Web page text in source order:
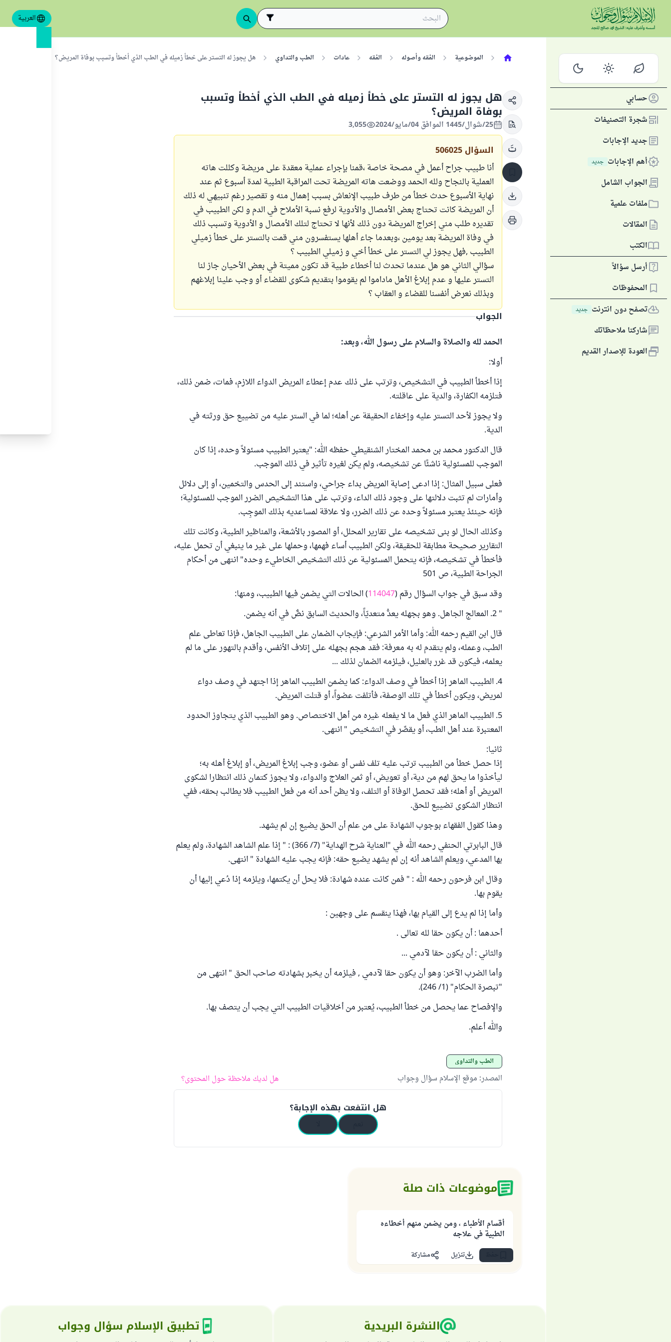
العربية
حسابي
شجرة التصنيفات
جديد الإجابات
أهم الإجابات جديد
الجواب الشامل
ملفات علمية
المقالات
الكتب
أرسل سؤالاً
المحفوظات
تصفح دون انترنت جديد
شاركنا ملاحظاتك
العودة للإصدار القديم
الموضوعية الفقه وأصوله الفقه عادات الطب والتداوي هل يجوز له التستر على خطأ زميله في الطب الذي أخطأ وتسبب بوفاة المريض؟
هل يجوز له التستر على خطأ زميله في الطب الذي أخطأ وتسبب
بوفاة المريض؟
25/شوال/1445 الموافق 04/مايو/2024 3,055
السؤال 506025
أنا طبيب جراح أعمل في مصحة خاصة ،قمنا بإجراء عملية معقدة على مريضة وكللت هاته
العملية بالنجاح ولله الحمد ووضعت هاته المريضة تحت المراقبة الطبية لمدة أسبوع ثم عند
نهاية الأسبوع حدث خطأ من طرف طبيب الإنعاش بسبب إهمال منه و تقصير رغم تنبيهي له ذلك
أن المريضة كانت تحتاج بعض الأمصال والأدوية لرفع نسبة الأملاح في الدم و لكن الطبيب في
تقديره طلب مني إخراج المريضة دون ذلك لأنها لا تحتاج لتلك الأمصال و الأدوية وتسبب ذلك
في وفاة المريضة بعد يومين ،وبعدما جاء أهلها يستفسرون مني قمت بالتستر على خطأ زميلي
الطبيب ,فهل يجوز لي التستر على خطأ أخي و زميلي الطبيب ؟
سؤالي الثاني هو هل عندما تحدث لنا أخطاء طبية قد تكون مميتة في بعض الأحيان جاز لنا
التستر عليها و عدم إبلاغ الأهل ماداموا لم يقوموا بتقديم شكوى للقضاء أو وجب علينا إبلاغهم
وبذلك نعرض أنفسنا للقضاء و العقاب ؟
الجواب
الحمد لله والصلاة والسلام على رسول الله، وبعد:
أولا:
إذا أخطأ الطبيب في التشخيص، وترتب على ذلك عدم إعطاء المريض الدواء اللازم، فمات، ضمن ذلك،
فتلزمه الكفارة، والدية على عاقلته.
ولا يجوز لأحد التستر عليه وإخفاء الحقيقة عن أهله؛ لما في الستر عليه من تضييع حق ورثته في
الدية.
قال الدكتور محمد بن محمد المختار الشنقيطي حفظه الله: "يعتبر الطبيب مسئولاً وحده، إذا كان
الموجب للمسئولية ناشئًا عن تشخيصه، ولم يكن لغيره تأثير في ذلك الموجب.
فعلى سبيل المثال: إذا ادعى إصابة المريض بداء جراحي، واستند إلى الحدس والتخمين، أو إلى دلائل
وأمارات لم تثبت دلالتها على وجود ذلك الداء، وترتب على هذا التشخيص الضرر الموجب للمسئولية؛
فإنه حينئذ يعتبر مسئولاً وحده عن ذلك الضرر، ولا علاقة لمساعديه بذلك الموجِب.
وكذلك الحال لو بنى تشخيصه على تقارير المحلل، أو المصور بالأشعة، والمناظير الطبية، وكانت تلك
التقارير صحيحة مطابقة للحقيقة، ولكن الطبيب أساء فهمها، وحملها على غير ما ينبغي أن تحمل عليه،
فأخطأ في تشخيصه، فإنه يتحمل المسئولية عن ذلك التشخيص الخاطيء وحده" انتهى من أحكام
الجراحة الطبية، ص 501
وقد سبق في جواب السؤال رقم (114047) الحالات التي يضمن فيها الطبيب، ومنها:
" 2. المعالج الجاهل. وهو بجهله يعدُّ متعديّاً، والحديث السابق نصٌّ في أنه يضمن.
قال ابن القيم رحمه الله: وأما الأمر الشرعي: فإيجاب الضمان على الطبيب الجاهل، فإذا تعاطى علم
الطب، وعمله، ولم يتقدم له به معرفة: فقد هجم بجهله على إتلاف الأنفس، وأقدم بالتهور على ما لم
يعلمه، فيكون قد غرر بالعليل، فيلزمه الضمان لذلك ...
4. الطبيب الماهر إذا أخطأ في وصف الدواء: كما يضمن الطبيب الماهر إذا اجتهد في وصف دواء
لمريض، ويكون أخطأ في تلك الوصفة، فأتلفت عضواً، أو قتلت المريض.
5. الطبيب الماهر الذي فعل ما لا يفعله غيره من أهل الاختصاص. وهو الطبيب الذي يتجاوز الحدود
المعتبرة عند أهل الطب، أو يقصِّر في التشخيص " انتهى.
ثانيا:
إذا حصل خطأ من الطبيب ترتب عليه تلف نفس أو عضو، وجب إبلاغ المريض، أو إبلاغ أهله به؛
ليأخذوا ما يحق لهم من دية، أو تعويض، أو ثمن العلاج والدواء، ولا يجوز كتمان ذلك انتظارا لشكوى
المريض أو أهله؛ فقد تحصل الوفاة أو التلف، ولا يظن أحد أنه من فعل الطبيب فلا يطالب بحقه، ففي
انتظار الشكوى تضييع للحق.
وهذا كقول الفقهاء بوجوب الشهادة على من علم أن الحق يضيع إن لم يشهد.
قال البابرتي الحنفي رحمه الله في "العناية شرح الهداية" (7/ 366) : " إذا علم الشاهد الشهادة، ولم يعلم
بها المدعي، ويعلم الشاهد أنه إن لم يشهد يضيع حقه: فإنه يجب عليه الشهادة " انتهى.
وقال ابن فرحون رحمه الله : " فمن كانت عنده شهادة: فلا يحل أن يكتمها، ويلزمه إذا دُعي إليها أن
يقوم بها.
وأما إذا لم يدع إلى القيام بها، فهذا ينقسم على وجهين :
أحدهما : أن يكون حقا لله تعالى .
والثاني : أن يكون حقا لآدمي ...
وأما الضرب الآخر: وهو أن يكون حقا لآدمي , فيلزمه أن يخبر بشهادته صاحب الحق " انتهى من
"تبصرة الحكام" (1/ 246).
والإفصاح عما يحصل من خطأ الطبيب، يُعتبر من أخلاقيات الطبيب التي يجب أن يتصف بها.
والله أعلم.
الطب والتداوي
المصدر: موقع الإسلام سؤال وجواب هل لديك ملاحظة حول المحتوى؟
هل انتفعت بهذه الإجابة؟
موضوعات ذات صلة
أقسام الأطباء ، ومن يضمن منهم أخطاءه
الطبية في علاجه
تنزيل مشاركة
النشرة البريدية تطبيق الإسلام سؤال وجواب